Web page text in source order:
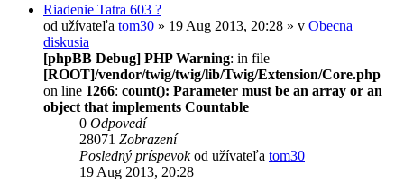
Riadenie Tatra 603 ?
od užívateľa tom30 » 19 Aug 2013, 20:28 » v Obecna
diskusia
[phpBB Debug] PHP Warning: in file
[ROOT]/vendor/twig/twig/lib/Twig/Extension/Core.php
on line 1266: count(): Parameter must be an array or an
object that implements Countable
0 Odpovedí
28071 Zobrazení
Posledný príspevokod užívateľa tom30
19 Aug 2013, 20:28